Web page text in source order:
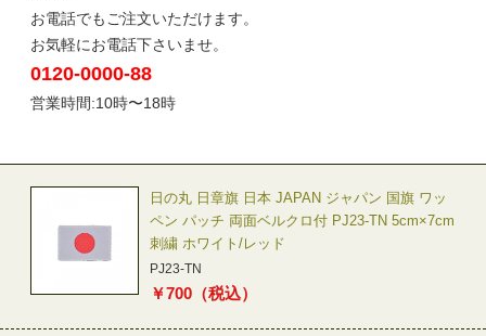
お電話でもご注文いただけます。
お気軽にお電話下さいませ。
0120-0000-88
営業時間:10時〜18時
日の丸 日章旗 日本 JAPAN ジャパン 国旗 ワッ
ペン パッチ 両面ベルクロ付 PJ23-TN 5cm×7cm
刺繍 ホワイト/レッド
PJ23-TN
￥700 （税込）